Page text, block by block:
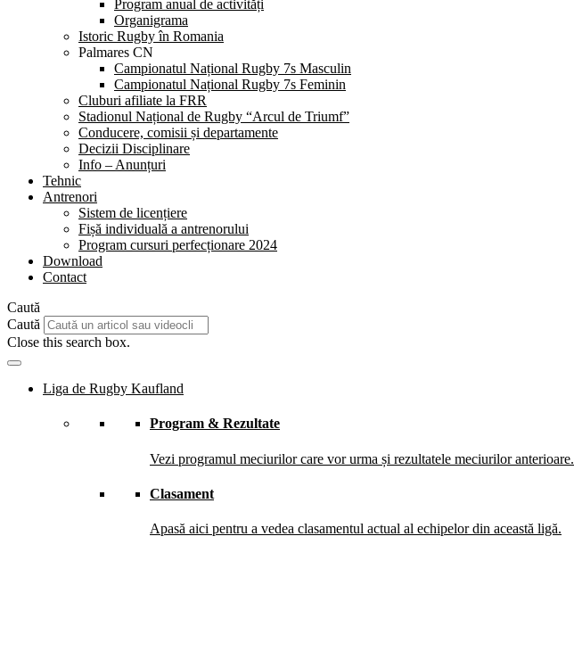
Program anual de activități
Organigrama
Istoric Rugby în Romania
Palmares CN
Campionatul Național Rugby 7s Masculin
Campionatul Național Rugby 7s Feminin
Cluburi afiliate la FRR
Stadionul Național de Rugby “Arcul de Triumf”
Conducere, comisii și departamente
Decizii Disciplinare
Info – Anunțuri
Tehnic
Antrenori
Sistem de licențiere
Fișă individuală a antrenorului
Program cursuri perfecționare 2024
Download
Contact
Caută
Caută
Close this search box.
Liga de Rugby Kaufland
Program & Rezultate
Vezi programul meciurilor care vor urma și rezultatele meciurilor anterioare.
Clasament
Apasă aici pentru a vedea clasamentul actual al echipelor din această ligă.